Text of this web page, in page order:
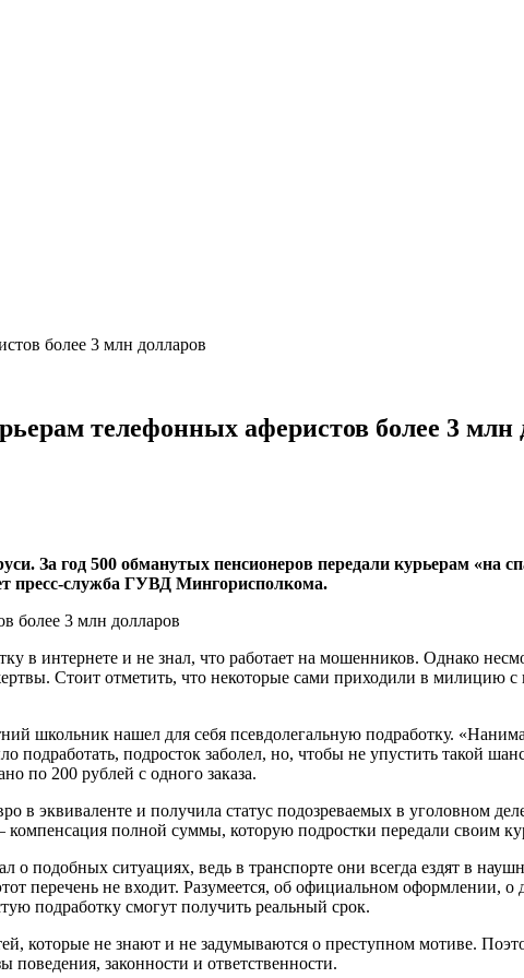
более 3 млн долларов
телефонных аферистов более 3 млн
За год 500 обманутых пенсионеров передали курьерам «на
пресс-служба ГУВД Мингорисполкома.
в интернете и не знал, что работает на мошенников. Однако
Стоит отметить, что некоторые сами приходили в милицию
школьник нашел для себя псевдолегальную подработку.
подросток заболел, но, чтобы не упустить такой
по 200 рублей с одного заказа.
в эквиваленте и получила статус подозреваемых в уголовном
полной суммы, которую подростки передали своим
подобных ситуациях, ведь в транспорте они всегда ездят в
перечень не входит. Разумеется, об официальном оформлении, о
подработку смогут получить реальный срок.
которые не знают и не задумываются о преступном мотиве.
поведения, законности и ответственности.